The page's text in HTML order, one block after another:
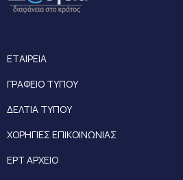
ΕΤΑΙΡΕΙΑ
ΓΡΑΦΕΙΟ ΤΥΠΟΥ
ΔΕΛΤΙΑ ΤΥΠΟΥ
ΧΟΡΗΓΙΕΣ ΕΠΙΚΟΙΝΩΝΙΑΣ
ΕΡΤ ΑΡΧΕΙΟ